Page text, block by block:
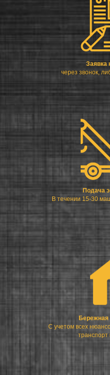
Заявка
через звонок,
Бережная
С учетом всех
транспорт
Подача
В течении 15-30